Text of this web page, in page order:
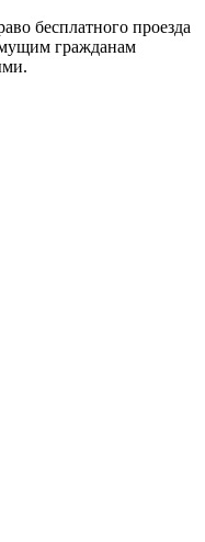
бесплатного проезда
гражданам